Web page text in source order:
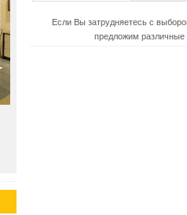
Если Вы затрудняетесь с
предложим различные